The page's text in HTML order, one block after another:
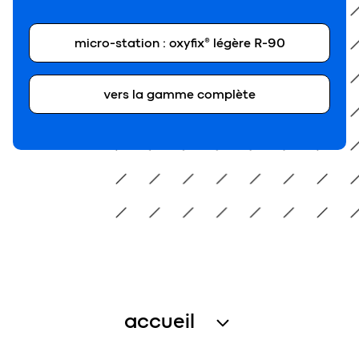
micro-station : oxyfix® légère R-90
vers la gamme complète
accueil